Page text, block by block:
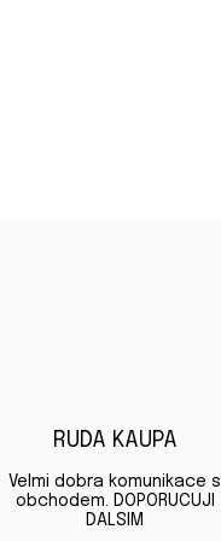
RUDA KAUPA
Velmi dobra komunikace s
obchodem. DOPORUCUJI
DALSIM